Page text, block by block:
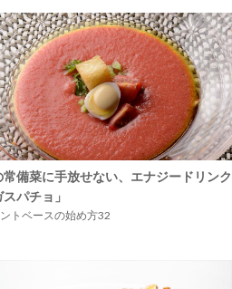
常備菜に手放せない、エナジードリンク
パチョ」
トベースの始め方32